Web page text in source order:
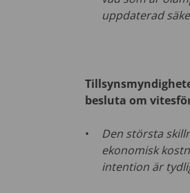
uppdaterad
besluta om
Den största
ekonomisk
intention är